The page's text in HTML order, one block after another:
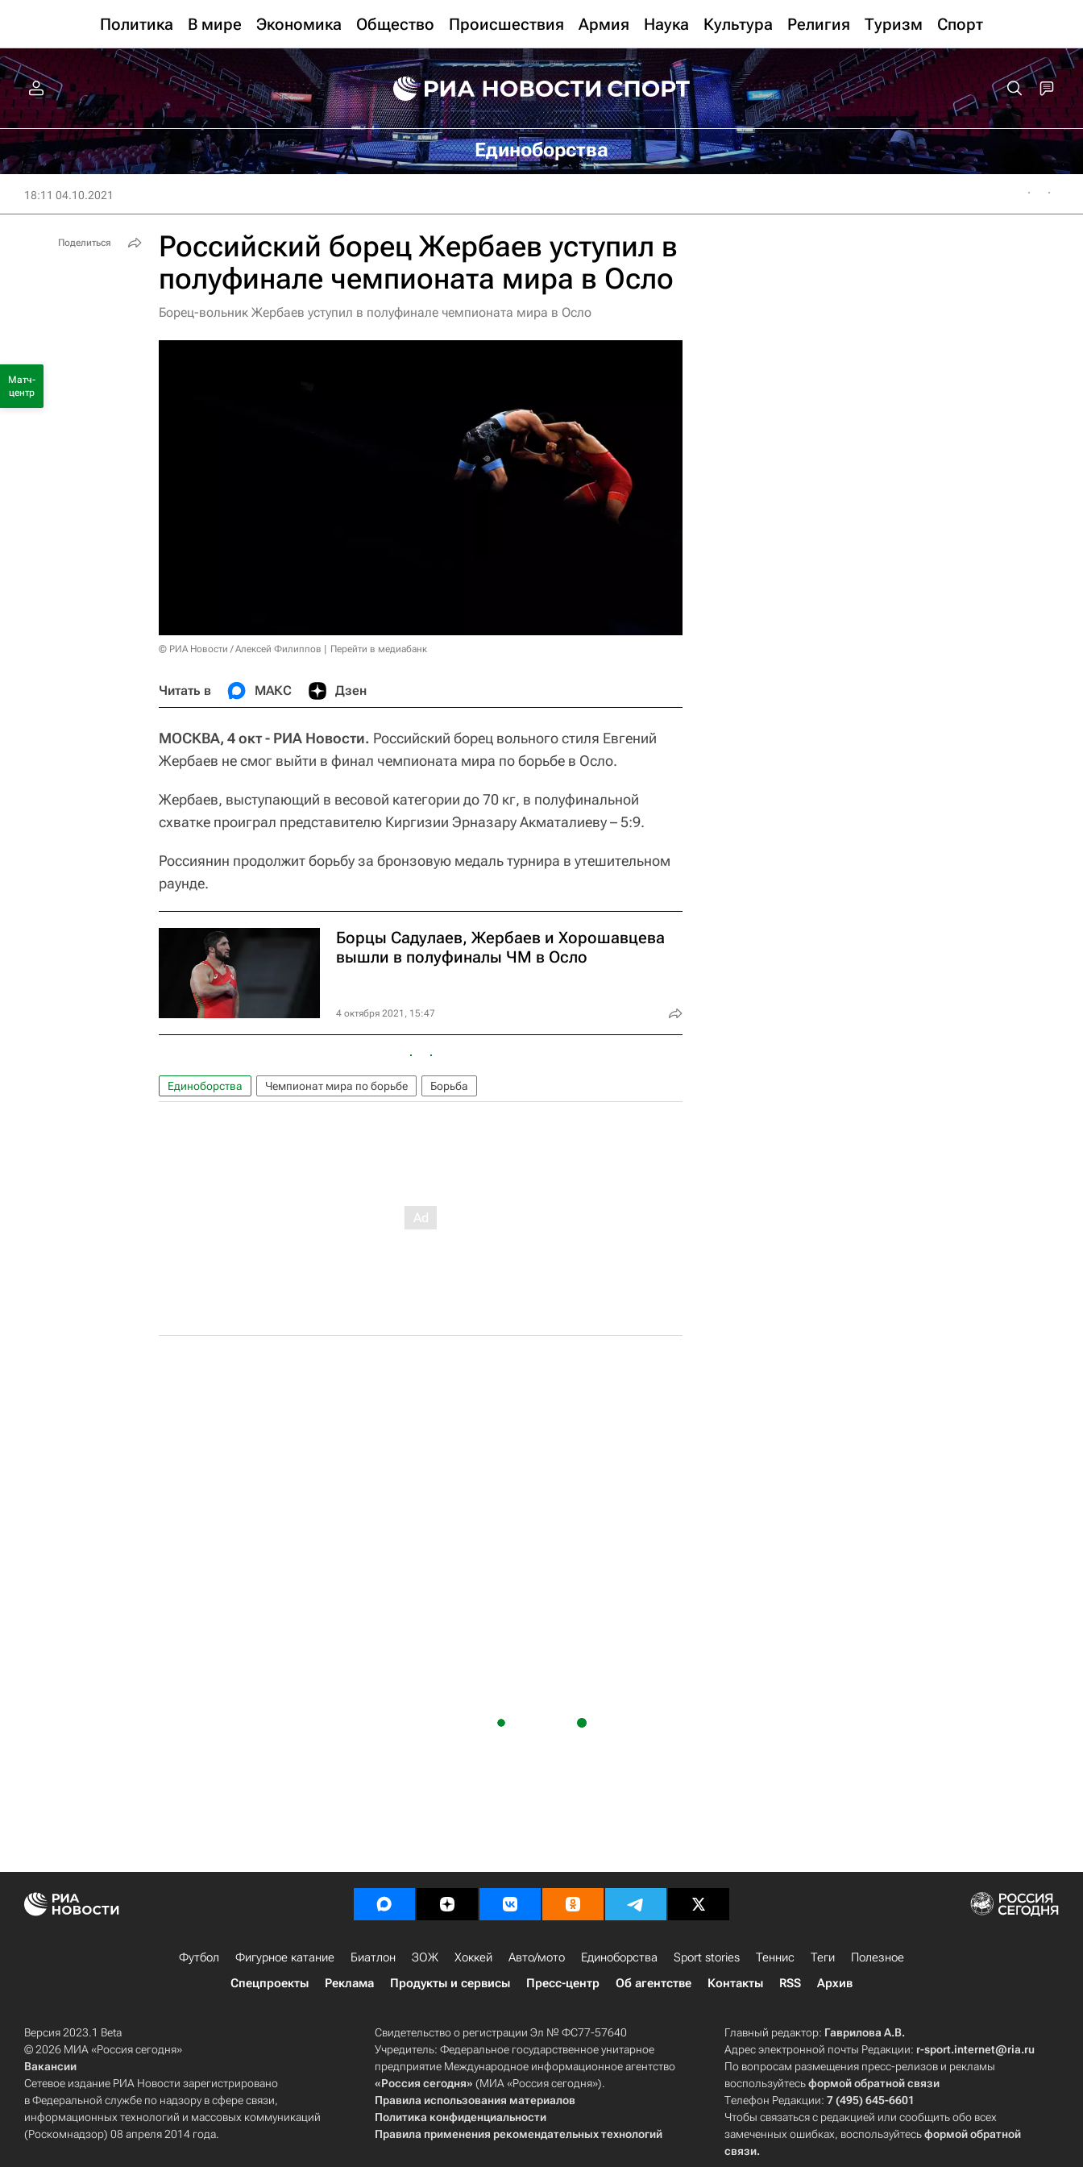
Политика В мире Экономика Общество Происшествия Армия Наука Культура Религия Туризм Спорт
Единоборства
18:11 04.10.2021
Российский борец Жербаев уступил в
полуфинале чемпионата мира в Осло
Борец-вольник Жербаев уступил в полуфинале чемпионата мира в Осло
© РИА Новости / Алексей Филиппов Перейти в медиабанк
Читать в МАКС Дзен
МОСКВА, 4 окт - РИА Новости. Российский борец вольного стиля Евгений
Жербаев не смог выйти в финал чемпионата мира по борьбе в Осло.
Жербаев, выступающий в весовой категории до 70 кг, в полуфинальной
схватке проиграл представителю Киргизии Эрназару Акматалиеву – 5:9.
Россиянин продолжит борьбу за бронзовую медаль турнира в утешительном
раунде.
Борцы Садулаев, Жербаев и Хорошавцева
вышли в полуфиналы ЧМ в Осло
4 октября 2021, 15:47
Единоборства Чемпионат мира по борьбе Борьба
Поделиться
Матч-
центр
Футбол Фигурное катание Биатлон ЗОЖ Хоккей Авто/мото Единоборства Sport stories Теннис Теги
Полезное
Спецпроекты
Реклама Продукты и сервисы Пресс-центр Об агентстве Контакты RSS Архив
Версия 2023.1 Beta
© 2026 МИА «Россия сегодня»
Вакансии
Сетевое издание РИА Новости зарегистрировано
в Федеральной службе по надзору в сфере связи,
информационных технологий и массовых коммуникаций
(Роскомнадзор) 08 апреля 2014 года.
Свидетельство о регистрации Эл № ФС77-57640
Учредитель: Федеральное государственное унитарное
предприятие Международное информационное агентство
«Россия сегодня» (МИА «Россия сегодня»).
Правила использования материалов
Политика конфиденциальности
Правила применения рекомендательных технологий
Главный редактор: Гаврилова А.В.
Адрес электронной почты Редакции: r-sport.internet@ria.ru
По вопросам размещения пресс-релизов и рекламы
воспользуйтесьформой обратной связи
Телефон Редакции:7 (495) 645-6601
Чтобы связаться с редакцией или сообщить обо всех
замеченных ошибках, воспользуйтесьформой обратной
связи.